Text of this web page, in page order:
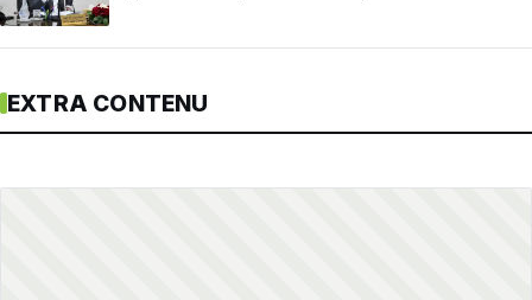
EXTRA CONTENU